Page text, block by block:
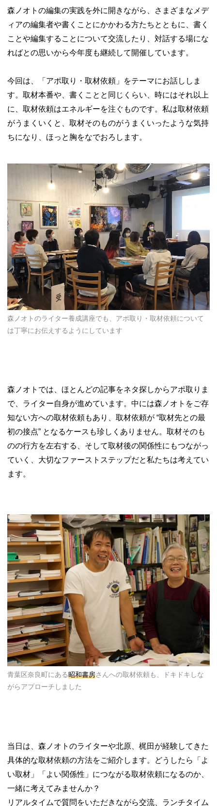
森ノオトの編集の実践を外に開きながら、さまざまなメデ
ィアの編集者や書くことにかかわる方たちとともに、書く
ことや編集することについて交流したり、対話する場にな
ればとの思いから今年度も継続して開催しています。
今回は、「アポ取り・取材依頼」をテーマにお話ししま
す。取材本番や、書くことと同じくらい、時にはそれ以上
に、取材依頼はエネルギーを注ぐものです。私は取材依頼
がうまくいくと、取材そのものがうまくいったような気持
ちになり、ほっと胸をなでおろします。
森ノオトのライター養成講座でも、アポ取り・取材依頼について
は丁寧にお伝えするようにしています
森ノオトでは、ほとんどの記事をネタ探しからアポ取りま
で、ライター自身が進めています。中には森ノオトをご存
知ない方への取材依頼もあり、取材依頼が “取材先との最
初の接点” となるケースも珍しくありません。取材そのも
のの行方を左右する、そして取材後の関係性にもつながっ
ていく、大切なファーストステップだと私たちは考えてい
ます。
青葉区奈良町にある昭和書房さんへの取材依頼も、ドキドキしな
がらアプローチしました
当日は、森ノオトのライターや北原、梶田が経験してきた
具体的な取材依頼の方法をご紹介します。どうしたら「よ
い取材」「よい関係性」につながる取材依頼になるのか、
一緒に考えてみませんか？
リアルタイムで質問をいただきながら交流、ランチタイム